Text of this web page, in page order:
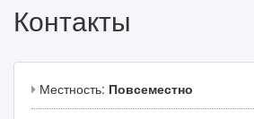
Контакты
Местность: Повсеместно